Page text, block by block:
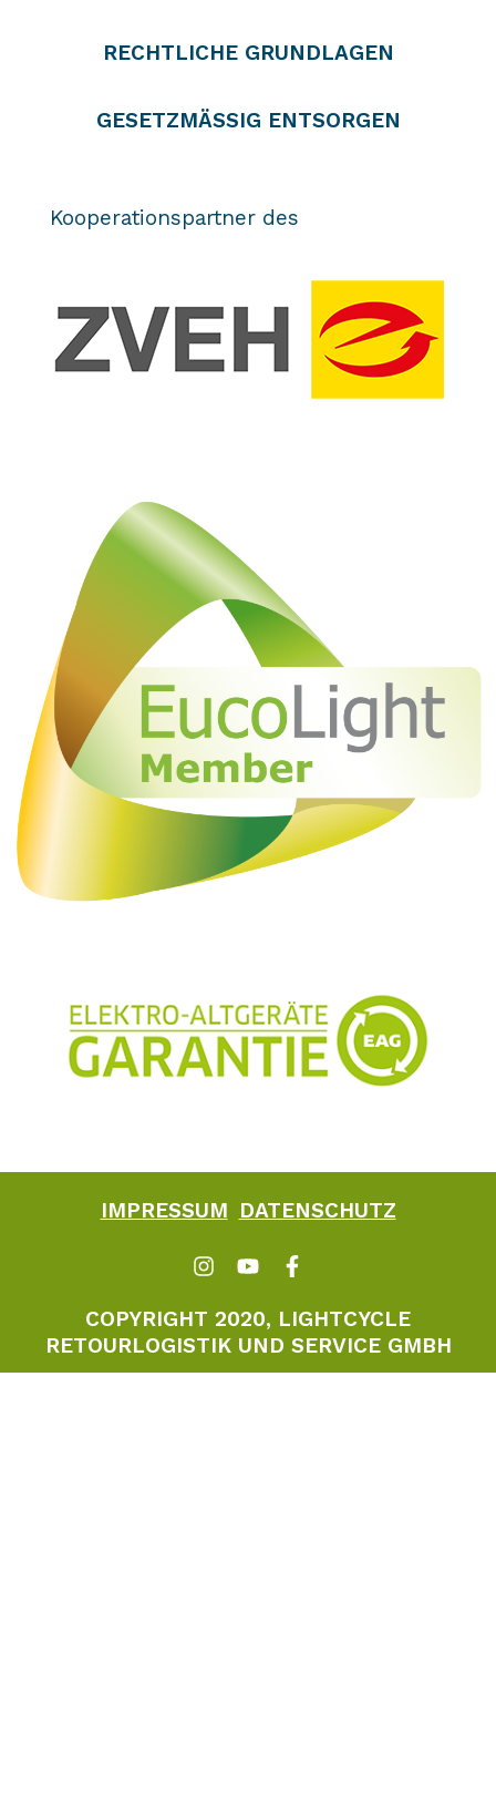
RECHTLICHE GRUNDLAGEN
GESETZMÄSSIG ENTSORGEN
Kooperationspartner des
IMPRESSUM DATENSCHUTZ
COPYRIGHT 2020, LIGHTCYCLE
RETOURLOGISTIK UND SERVICE GMBH